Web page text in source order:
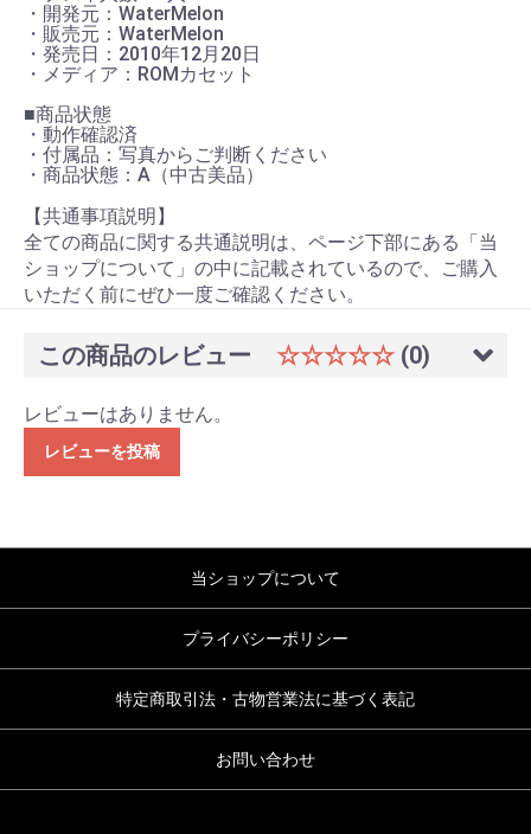
・開発元：WaterMelon
・販売元：WaterMelon
・発売日：2010年12月20日
・メディア：ROMカセット
■商品状態
・動作確認済
・付属品：写真からご判断ください
・商品状態：A（中古美品）
【共通事項説明】
全ての商品に関する共通説明は、ページ下部にある「当
ショップについて」の中に記載されているので、ご購入
いただく前にぜひ一度ご確認ください。
この商品のレビュー ☆☆☆☆☆ (0)
レビューはありません。
レビューを投稿
当ショップについて
プライバシーポリシー
特定商取引法・古物営業法に基づく表記
お問い合わせ